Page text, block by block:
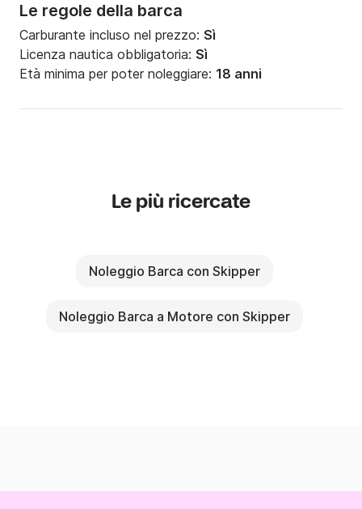
Le regole della barca
Carburante incluso nel prezzo: Sì
Licenza nautica obbligatoria: Sì
Età minima per poter noleggiare: 18 anni
Le più ricercate
Noleggio Barca con Skipper
Noleggio Barca a Motore con Skipper